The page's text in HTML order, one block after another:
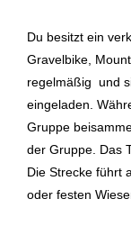
Du besitzt ein
Gravelbike,
regelmäßig und
eingeladen.
Gruppe
der Gruppe. Das
Die Strecke führt
oder festen